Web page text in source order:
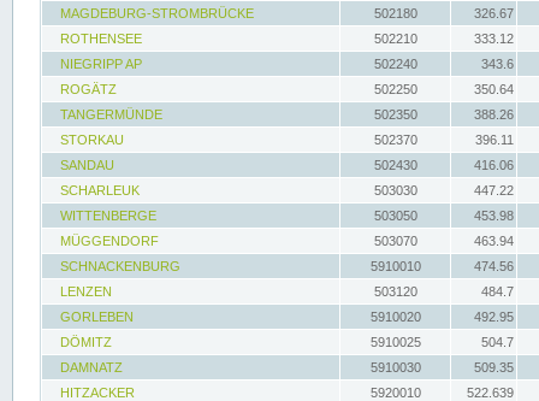
MAGDEBURG-STROMBRÜCKE
502180
326.67
ROTHENSEE
502210
333.12
NIEGRIPP AP
502240
343.6
ROGÄTZ
502250
350.64
TANGERMÜNDE
502350
388.26
STORKAU
502370
396.11
SANDAU
502430
416.06
SCHARLEUK
503030
447.22
WITTENBERGE
503050
453.98
MÜGGENDORF
503070
463.94
SCHNACKENBURG
5910010
474.56
LENZEN
503120
484.7
GORLEBEN
5910020
492.95
DÖMITZ
5910025
504.7
DAMNATZ
5910030
509.35
HITZACKER
5920010
522.639